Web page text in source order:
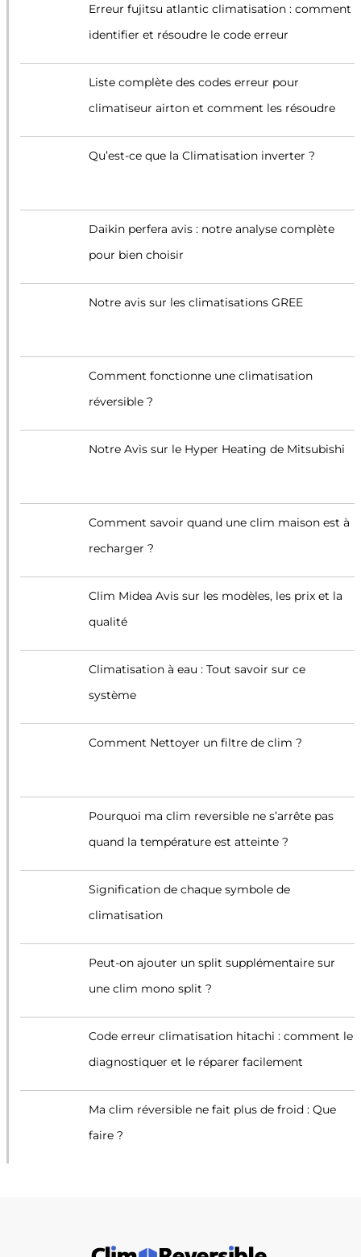
Erreur fujitsu atlantic climatisation : comment
identifier et résoudre le code erreur
Liste complète des codes erreur pour
climatiseur airton et comment les résoudre
Qu’est-ce que la Climatisation inverter ?
Daikin perfera avis : notre analyse complète
pour bien choisir
Notre avis sur les climatisations GREE
Comment fonctionne une climatisation
réversible ?
Notre Avis sur le Hyper Heating de Mitsubishi
Comment savoir quand une clim maison est à
recharger ?
Clim Midea Avis sur les modèles, les prix et la
qualité
Climatisation à eau : Tout savoir sur ce
système
Comment Nettoyer un filtre de clim ?
Pourquoi ma clim reversible ne s’arrête pas
quand la température est atteinte ?
Signification de chaque symbole de
climatisation
Peut-on ajouter un split supplémentaire sur
une clim mono split ?
Code erreur climatisation hitachi : comment le
diagnostiquer et le réparer facilement
Ma clim réversible ne fait plus de froid : Que
faire ?